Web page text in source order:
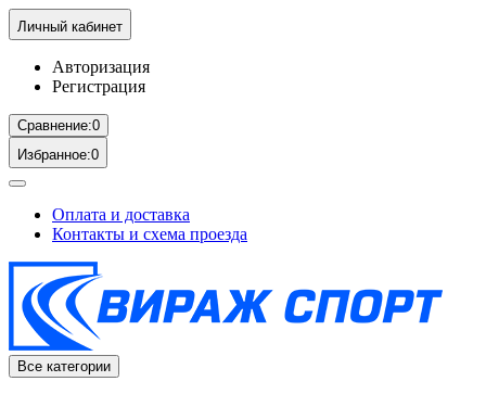
Личный кабинет
Авторизация
Регистрация
Сравнение:0
Избранное:0
Оплата и доставка
Контакты и схема проезда
Все категории